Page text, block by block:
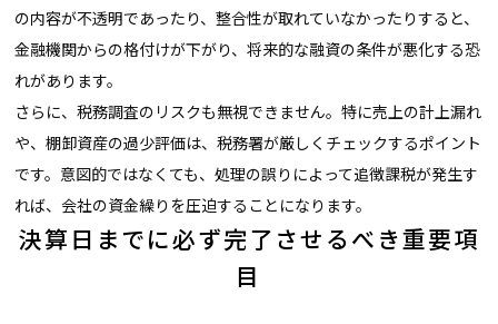
の内容が不透明であったり、整合性が取れていなかったりすると、
金融機関からの格付けが下がり、将来的な融資の条件が悪化する恐
れがあります。
さらに、税務調査のリスクも無視できません。特に売上の計上漏れ
や、棚卸資産の過少評価は、税務署が厳しくチェックするポイント
です。意図的ではなくても、処理の誤りによって追徴課税が発生す
れば、会社の資金繰りを圧迫することになります。
決算日までに必ず完了させるべき重要項
目